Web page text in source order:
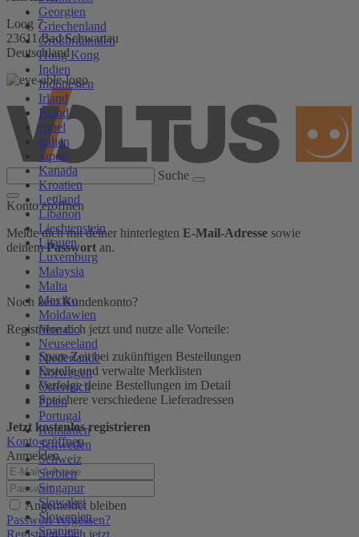
Georgien
Griechenland
Großbritannien
Hong Kong
Indien
Indonesien
Irland
Island
Israel
Italien
Japan
Kanada
Kroatien
Lettland
Libanon
Liechtenstein
Litauen
Luxemburg
Malaysia
Malta
Mexiko
Moldawien
Monaco
Neuseeland
Niederlande
Norwegen
Österreich
Polen
Portugal
Rumänien
Schweden
Schweiz
Serbien
Singapur
Slowakei
Slowenien
Spanien
Loog 7
23611 Bad Schwartau
Deutschland
Suche
Konto eröffnen
Melde dich mit deiner hinterlegten E-Mail-Adresse sowie
deinemPasswort an.
Noch kein Kundenkonto?
Registriere dich jetzt und nutze alle Vorteile:
Spare Zeit bei zukünftigen Bestellungen
Erstelle und verwalte Merklisten
Verfolge deine Bestellungen im Detail
Speichere verschiedene Lieferadressen
Jetzt kostenlos registrieren
Konto eröffnen
Anmelden
Angemeldet bleiben
Passwort vergessen?